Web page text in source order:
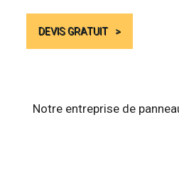
DEVIS GRATUIT
Notre entreprise de